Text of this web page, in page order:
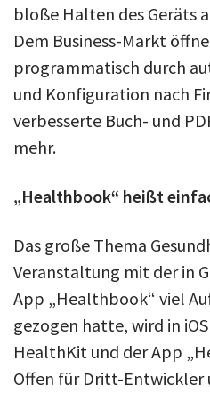
bloße Halten des Geräts
Dem Business-Markt
programmatisch durch
und Konfiguration nach
verbesserte Buch- und
mehr.
„Healthbook“ heißt
Das große Thema
Veranstaltung mit der in
App „Healthbook“ viel
gezogen hatte, wird in
HealthKit und der App
Offen für Dritt-Entwickler